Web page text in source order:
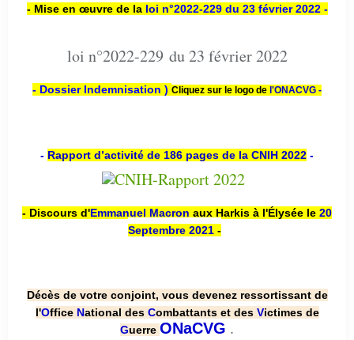
- Mise en œuvre de la loi n°2022-229 du 23 février 2022 -
loi n°2022-229 du 23 février 2022
- Dossier Indemnisation ) Cliquez sur le logo de l'ONACVG -
- Rapport d’activité de 186 pages de la CNIH 2022 -
- Discours d'Emmanuel Macron aux Harkis à l'Élysée le 20
Septembre 2021 -
Décès de votre conjoint, vous devenez ressortissant de
l'Office National des Combattants et des Victimes de
Guerre ONaCVG .